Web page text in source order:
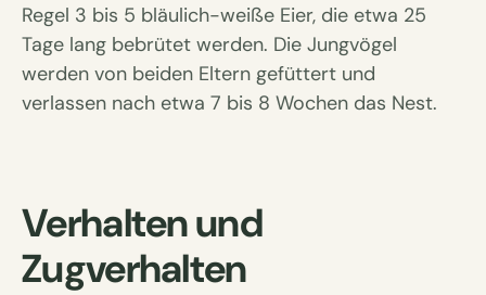
Regel 3 bis 5 bläulich-weiße Eier, die etwa 25
Tage lang bebrütet werden. Die Jungvögel
werden von beiden Eltern gefüttert und
verlassen nach etwa 7 bis 8 Wochen das Nest.
Verhalten und
Zugverhalten